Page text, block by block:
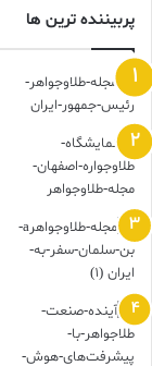
پربیننده ترین ها